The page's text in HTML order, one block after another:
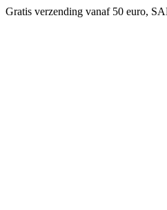
14 dagen bedenktijd, snel geld terug!